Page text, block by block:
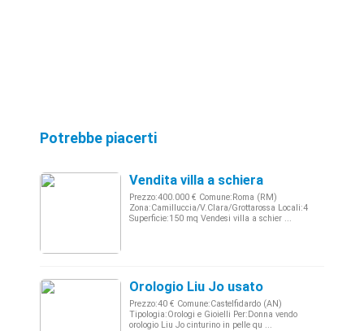
Potrebbe piacerti
Vendita villa a schiera
Prezzo:400.000 € Comune:Roma (RM)
Zona:Camilluccia/V.Clara/Grottarossa Locali:4
Superficie:150 mq Vendesi villa a schier ...
Orologio Liu Jo usato
Prezzo:40 € Comune:Castelfidardo (AN)
Tipologia:Orologi e Gioielli Per:Donna vendo
orologio Liu Jo cinturino in pelle qu ...